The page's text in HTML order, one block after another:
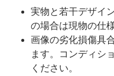
実物と若干デザイ
の場合は現物の仕
画像の劣化損傷具
ます。コンディシ
ください。